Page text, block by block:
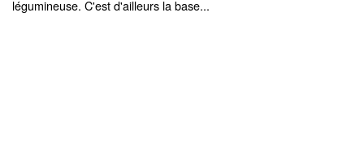
légumineuse. C'est d'ailleurs la base...